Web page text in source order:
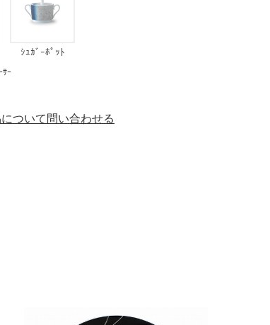
ｼｭｶﾞｰﾎﾟｯﾄ
ｻｰ
ついて問い合わせる